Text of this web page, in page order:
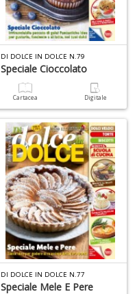
DI DOLCE IN DOLCE N.79
Speciale Cioccolato
Cartacea Digitale
DI DOLCE IN DOLCE N.77
Speciale Mele E Pere